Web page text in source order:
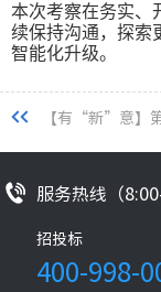
本次考察在务实、
续保持沟通，探索
智能化升级。
服务热线（
招投标
400-998-